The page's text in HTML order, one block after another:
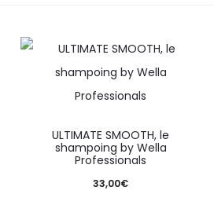
ULTIMATE SMOOTH, le
shampoing by Wella
Professionals
33,00€